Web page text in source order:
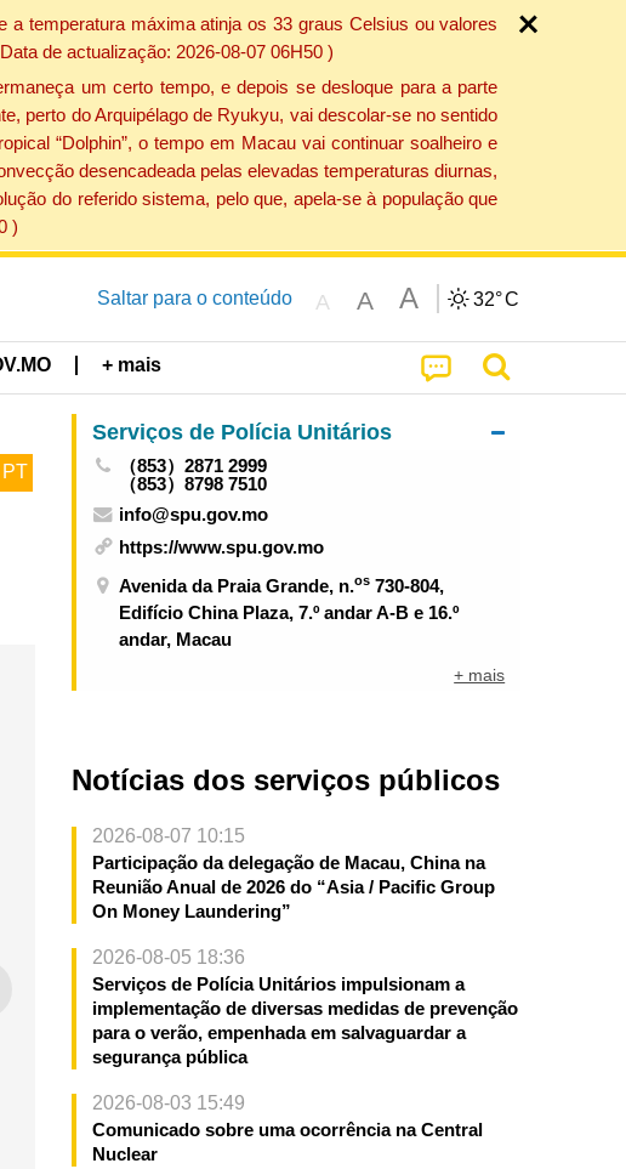
temperatura máxima atinja os 33 graus Celsius ou valores
de actualização: 2026-08-07 06H50 )
um certo tempo, e depois se desloque para a parte
perto do Arquipélago de Ryukyu, vai descolar-se no sentido
“Dolphin”, o tempo em Macau vai continuar soalheiro e
desencadeada pelas elevadas temperaturas diurnas,
do referido sistema, pelo que, apela-se à população que
)
Saltar para o conteúdo A A A 32°C
+ mais
PT
Serviços de Polícia Unitários
（853）2871 2999
（853）8798 7510
info@spu.gov.mo
https://www.spu.gov.mo
Avenida da Praia Grande, n.os 730-804,
Edifício China Plaza, 7.º andar A-B e 16.º
andar, Macau
+ mais
Notícias dos serviços públicos
2026-08-07 10:15
Participação da delegação de Macau, China na
Reunião Anual de 2026 do “Asia / Pacific Group
On Money Laundering”
2026-08-05 18:36
Serviços de Polícia Unitários impulsionam a
implementação de diversas medidas de prevenção
para o verão, empenhada em salvaguardar a
segurança pública
2026-08-03 15:49
Comunicado sobre uma ocorrência na Central
Nuclear